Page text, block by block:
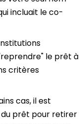
incluait le co-
le prêt à
critères
cas, il est
prêt pour retirer